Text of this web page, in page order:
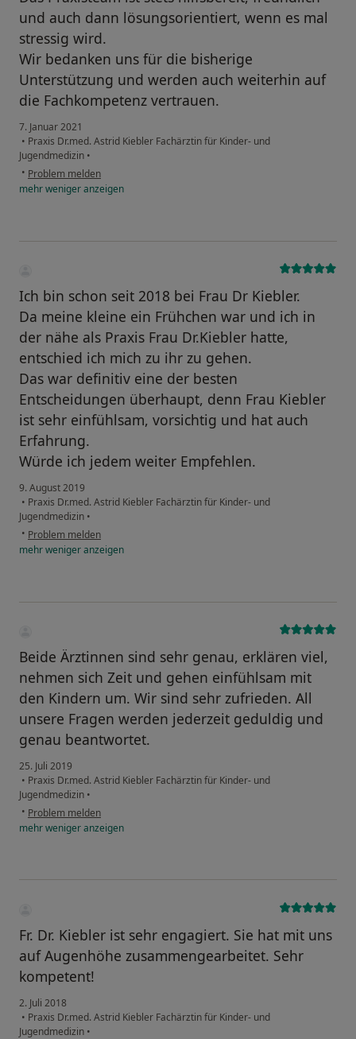
und auch dann lösungsorientiert, wenn es mal
stressig wird.
Wir bedanken uns für die bisherige
Unterstützung und werden auch weiterhin auf
die Fachkompetenz vertrauen.
7. Januar 2021
• Praxis Dr.med. Astrid Kiebler Fachärztin für Kinder- und
Jugendmedizin •
• Problem melden
mehrwenigeranzeigen
Ich bin schon seit 2018 bei Frau Dr Kiebler.
Da meine kleine ein Frühchen war und ich in
der nähe als Praxis Frau Dr.Kiebler hatte,
entschied ich mich zu ihr zu gehen.
Das war definitiv eine der besten
Entscheidungen überhaupt, denn Frau Kiebler
ist sehr einfühlsam, vorsichtig und hat auch
Erfahrung.
Würde ich jedem weiter Empfehlen.
9. August 2019
• Praxis Dr.med. Astrid Kiebler Fachärztin für Kinder- und
Jugendmedizin •
• Problem melden
mehrwenigeranzeigen
Beide Ärztinnen sind sehr genau, erklären viel,
nehmen sich Zeit und gehen einfühlsam mit
den Kindern um. Wir sind sehr zufrieden. All
unsere Fragen werden jederzeit geduldig und
genau beantwortet.
25. Juli 2019
• Praxis Dr.med. Astrid Kiebler Fachärztin für Kinder- und
Jugendmedizin •
• Problem melden
mehrwenigeranzeigen
Fr. Dr. Kiebler ist sehr engagiert. Sie hat mit uns
auf Augenhöhe zusammengearbeitet. Sehr
kompetent!
2. Juli 2018
• Praxis Dr.med. Astrid Kiebler Fachärztin für Kinder- und
Jugendmedizin •